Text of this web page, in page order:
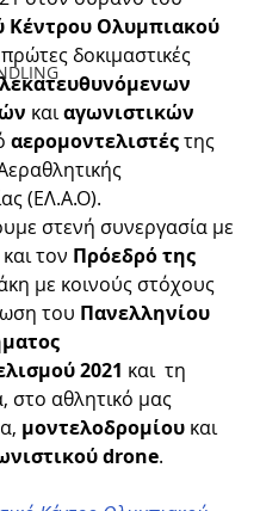
Κέντρου Ολυμπιακού
πρώτες δοκιμαστικές
και αγωνιστικών
αερομοντελιστές της
(ΕΛ.Α.Ο).
στενή συνεργασία με
και τον Πρόεδρό της
με κοινούς στόχους
του Πανελληνίου
2021 και  τη
στο αθλητικό μας
μοντελοδρομίου και
drone.